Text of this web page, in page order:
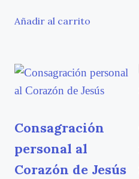
Añadir al carrito
Consagración
personal al
Corazón de Jesús